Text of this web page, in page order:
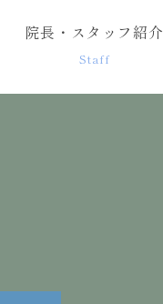
院長・スタッフ紹介
Staff